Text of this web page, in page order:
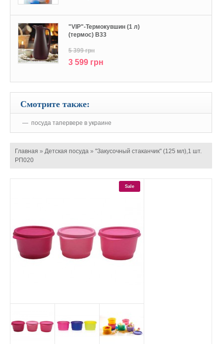
"VIP"-Термокувшин (1 л)
(термос) В33
5 399 грн
3 599 грн
Смотрите также:
посуда тапервере в украине
Главная » Детская посуда » "Закусочный стаканчик" (125 мл),1 шт.
РП020
Sale